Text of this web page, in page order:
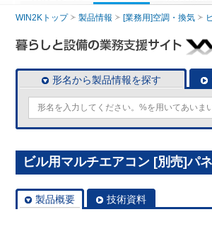
WIN2Kトップ 製品情報 [業務用]空調・換気
形名から製品情報を探す
ビル用マルチエアコン [別売]パ
製品概要 技術資料